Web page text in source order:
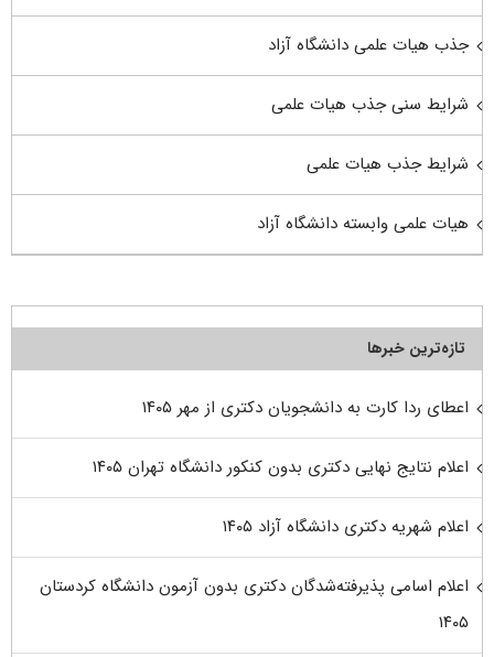
جذب هیات علمی دانشگاه آزاد
شرایط سنی جذب هیات علمی
شرایط جذب هیات علمی
هیات علمی وابسته دانشگاه آزاد
تازه‌ترین خبرها
اعطای ردا کارت به دانشجویان دکتری از مهر ۱۴۰۵
اعلام نتایج نهایی دکتری بدون کنکور دانشگاه تهران ۱۴۰۵
اعلام شهریه دکتری دانشگاه آزاد ۱۴۰۵
اعلام اسامی پذیرفته‌شدگان دکتری بدون آزمون دانشگاه کردستان
۱۴۰۵